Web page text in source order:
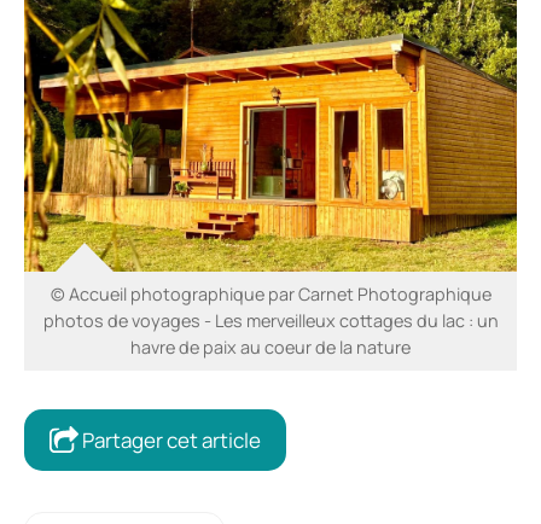
© Accueil photographique par Carnet Photographique
photos de voyages - Les merveilleux cottages du lac : un
havre de paix au coeur de la nature
Partager cet article